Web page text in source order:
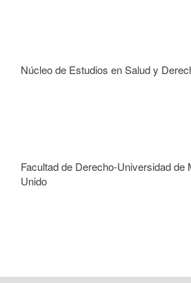
Núcleo de Estudios en Salud y
Facultad de Derecho-Universidad de
Unido